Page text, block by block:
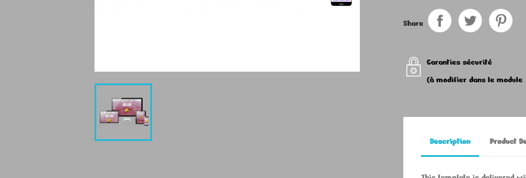
Share
Garanties sécurité
(à modifier dans le module
Description Product